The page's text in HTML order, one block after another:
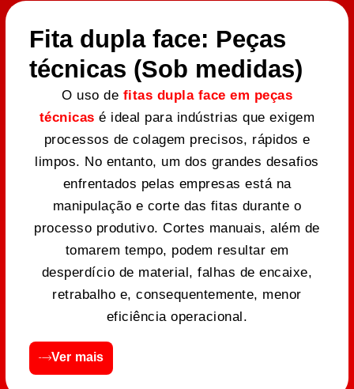
Fita dupla face: Peças
técnicas (Sob medidas)
O uso de fitas dupla face em peças
técnicas é ideal para indústrias que exigem
processos de colagem precisos, rápidos e
limpos. No entanto, um dos grandes desafios
enfrentados pelas empresas está na
manipulação e corte das fitas durante o
processo produtivo. Cortes manuais, além de
tomarem tempo, podem resultar em
desperdício de material, falhas de encaixe,
retrabalho e, consequentemente, menor
eficiência operacional.
Ver mais